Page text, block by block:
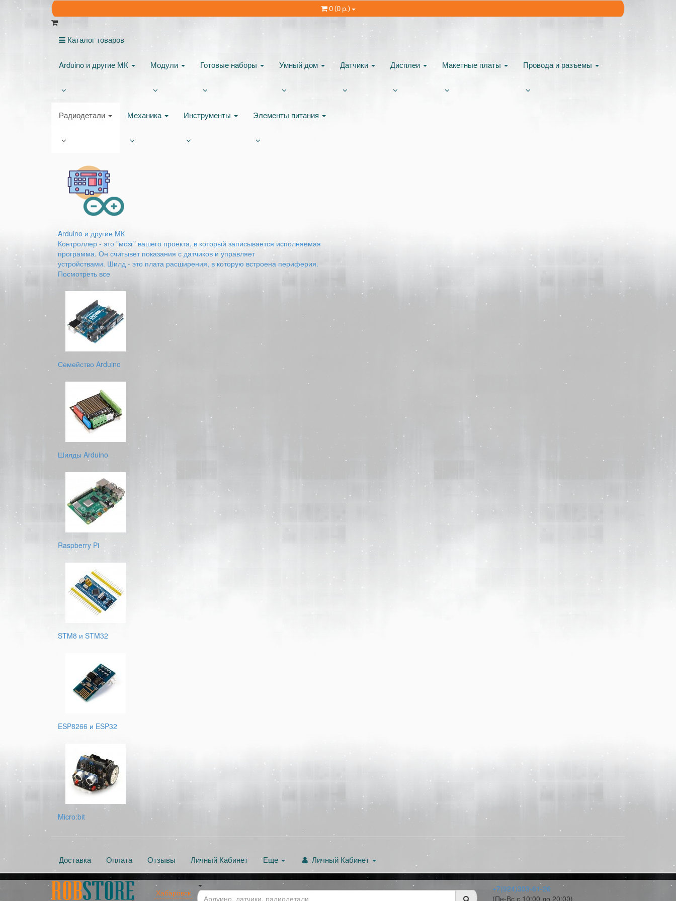
0 (0 р.)
Каталог товаров
Arduino и другие МК Модули Готовые наборы Умный дом Датчики Дисплеи Макетные платы Провода и разъемы
Радиодетали Механика Инструменты Элементы питания
Arduino и другие МК
Контроллер - это "мозг" вашего проекта, в который записывается исполняемая
программа. Он считывет показания с датчиков и управляет
устройствами. Шилд - это плата расширения, в которую встроена периферия.
Посмотреть все
Семейство Arduino
Шилды Arduino
Raspberry Pi
STM8 и STM32
ESP8266 и ESP32
Micro:bit
Доставка Оплата Отзывы Личный Кабинет Еще Личный Кабинет
Хабаровск
+7(924)303-61-26
(Пн-Вс с 10:00 до 20:00)